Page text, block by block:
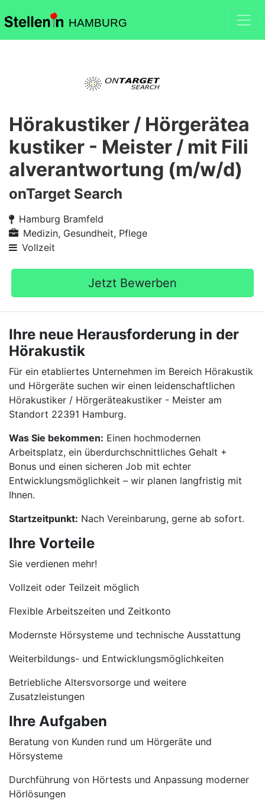
HAMBURG
Hörakustiker / Hörgerätea
kustiker - Meister / mit Fili
alverantwortung (m/w/d)
onTarget Search
Hamburg Bramfeld
Medizin, Gesundheit, Pflege
Vollzeit
Jetzt Bewerben
Ihre neue Herausforderung in der
Hörakustik
Für ein etabliertes Unternehmen im Bereich Hörakustik
und Hörgeräte suchen wir einen leidenschaftlichen
Hörakustiker / Hörgeräteakustiker - Meister am
Standort 22391 Hamburg.
Was Sie bekommen: Einen hochmodernen
Arbeitsplatz, ein überdurchschnittliches Gehalt +
Bonus und einen sicheren Job mit echter
Entwicklungsmöglichkeit – wir planen langfristig mit
Ihnen.
Startzeitpunkt: Nach Vereinbarung, gerne ab sofort.
Ihre Vorteile
Sie verdienen mehr!
Vollzeit oder Teilzeit möglich
Flexible Arbeitszeiten und Zeitkonto
Modernste Hörsysteme und technische Ausstattung
Weiterbildungs- und Entwicklungsmöglichkeiten
Betriebliche Altersvorsorge und weitere
Zusatzleistungen
Ihre Aufgaben
Beratung von Kunden rund um Hörgeräte und
Hörsysteme
Durchführung von Hörtests und Anpassung moderner
Hörlösungen